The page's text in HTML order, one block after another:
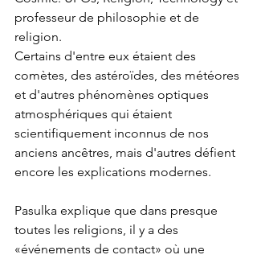
professeur de philosophie et de
religion.
Certains d'entre eux étaient des
comètes, des astéroïdes, des météores
et d'autres phénomènes optiques
atmosphériques qui étaient
scientifiquement inconnus de nos
anciens ancêtres, mais d'autres défient
encore les explications modernes.
Pasulka explique que dans presque
toutes les religions, il y a des
«événements de contact» où une